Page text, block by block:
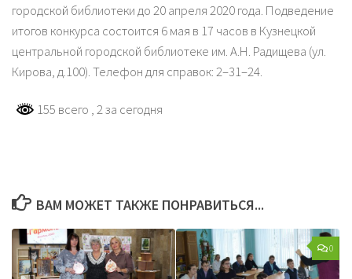
городской библиотеки до 20 апреля 2020 года. Подведение
итогов конкурса состоится 6 мая в 17 часов в Кузнецкой
центральной городской библиотеке им. А.Н. Радищева (ул.
Кирова, д.100). Телефон для справок: 2–31–24.
155 всего , 2 за сегодня
ВАМ МОЖЕТ ТАКЖЕ ПОНРАВИТЬСЯ...
0